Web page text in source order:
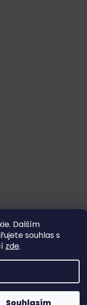
Dalším
souhlas s
zde.
Alton
Nordlux Ellen
Landon
. Všechna práva